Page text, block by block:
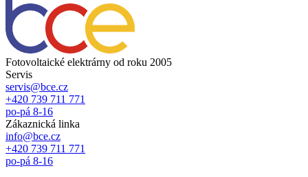
Fotovoltaické elektrárny od roku 2005
Servis
servis@bce.cz
+420 739 711 771
po-pá 8-16
Zákaznická linka
info@bce.cz
+420 739 711 771
po-pá 8-16